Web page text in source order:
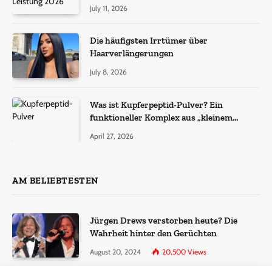
July 11, 2026
Die häufigsten Irrtümer über
Haarverlängerungen
July 8, 2026
Was ist Kupferpeptid-Pulver? Ein
funktioneller Komplex aus „kleinem
April 27, 2026
AM BELIEBTESTEN
Jürgen Drews verstorben heute? Die
Wahrheit hinter den Gerüchten
August 20, 2024 20,500 Views